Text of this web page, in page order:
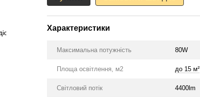
Характеристики
Максимальна потужність 80W
Площа освітлення, м2 до 15 м²
Світловий потік 4400lm